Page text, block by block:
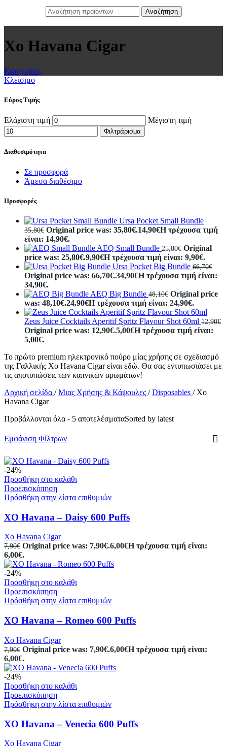
Αναζήτηση
Xo Havana Cigar
Κατηγορίες
Κλείσιμο
Εύρος Τιμής
Ελάχιστη τιμή Μέγιστη τιμή
Φιλτράρισμα
Διαθεσιμότητα
Σε προσφορά
Άμεσα διαθέσιμο
Προσφορές
Ursa Pocket Small Bundle
35,80€ Original price was: 35,80€.14,90€Η τρέχουσα τιμή
είναι: 14,90€.
AEQ Small Bundle 25,80€ Original
price was: 25,80€.9,90€Η τρέχουσα τιμή είναι: 9,90€.
Ursa Pocket Big Bundle 66,70€
Original price was: 66,70€.34,90€Η τρέχουσα τιμή είναι:
34,90€.
AEQ Big Bundle 48,10€ Original price
was: 48,10€.24,90€Η τρέχουσα τιμή είναι: 24,90€.
Zeus Juice Cocktails Aperitif Spritz Flavour Shot 60ml 12,90€
Original price was: 12,90€.5,00€Η τρέχουσα τιμή είναι:
5,00€.
Το πρώτο premium ηλεκτρονικό πούρο μίας χρήσης σε σχεδιασμό
της Γαλλικής Xo Havana Cigar είναι εδώ. Θα σας εντυπωσιάσει με
τις αποτυπώσεις των καπνικών αρωμάτων!
Αρχική σελίδα / Μιας Χρήσης & Κάψουλες / Disposables / Xo
Havana Cigar
Προβάλλονται όλα - 5 αποτελέσματαSorted by latest
Εμφάνιση Φίλτρων
-24%
Προσθήκη στο καλάθι
Προεπισκόπηση
Πρόσθήκη στην λίστα επιθυμιών
XO Havana – Daisy 600 Puffs
Xo Havana Cigar
7,90€ Original price was: 7,90€.6,00€Η τρέχουσα τιμή είναι:
6,00€.
-24%
Προσθήκη στο καλάθι
Προεπισκόπηση
Πρόσθήκη στην λίστα επιθυμιών
XO Havana – Romeo 600 Puffs
Xo Havana Cigar
7,90€ Original price was: 7,90€.6,00€Η τρέχουσα τιμή είναι:
6,00€.
-24%
Προσθήκη στο καλάθι
Προεπισκόπηση
Πρόσθήκη στην λίστα επιθυμιών
XO Havana – Venecia 600 Puffs
Xo Havana Cigar